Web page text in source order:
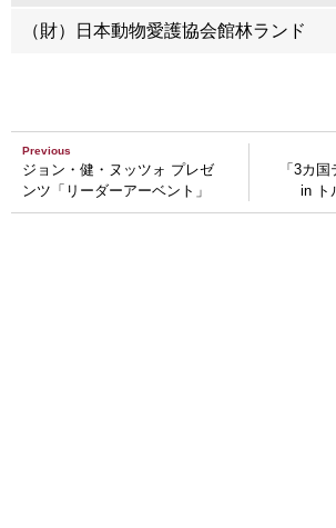
（財）日本動物愛護協会館林ランド
Previous
ジョン・健・ヌッツォ プレゼ
ンツ「リーダーアーベント」
「3カ
in ト